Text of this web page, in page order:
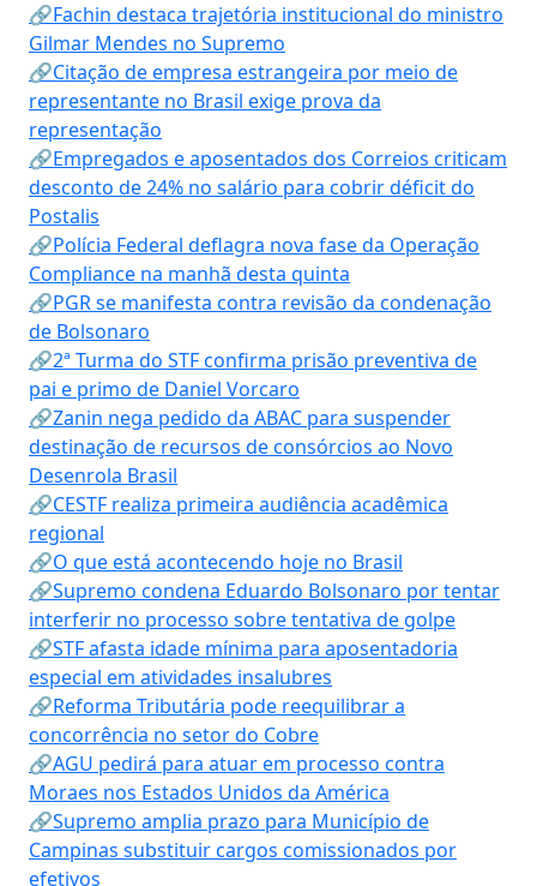
🔗Fachin destaca trajetória institucional do ministro
Gilmar Mendes no Supremo
🔗Citação de empresa estrangeira por meio de
representante no Brasil exige prova da
representação
🔗Empregados e aposentados dos Correios criticam
desconto de 24% no salário para cobrir déficit do
Postalis
🔗Polícia Federal deflagra nova fase da Operação
Compliance na manhã desta quinta
🔗PGR se manifesta contra revisão da condenação
de Bolsonaro
🔗2ª Turma do STF confirma prisão preventiva de
pai e primo de Daniel Vorcaro
🔗Zanin nega pedido da ABAC para suspender
destinação de recursos de consórcios ao Novo
Desenrola Brasil
🔗CESTF realiza primeira audiência acadêmica
regional
🔗O que está acontecendo hoje no Brasil
🔗Supremo condena Eduardo Bolsonaro por tentar
interferir no processo sobre tentativa de golpe
🔗STF afasta idade mínima para aposentadoria
especial em atividades insalubres
🔗Reforma Tributária pode reequilibrar a
concorrência no setor do Cobre
🔗AGU pedirá para atuar em processo contra
Moraes nos Estados Unidos da América
🔗Supremo amplia prazo para Município de
Campinas substituir cargos comissionados por
efetivos